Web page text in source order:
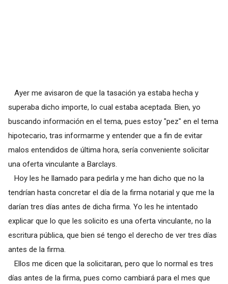
Ayer me avisaron de que la tasación ya estaba hecha y
superaba dicho importe, lo cual estaba aceptada. Bien, yo
buscando información en el tema, pues estoy "pez" en el tema
hipotecario, tras informarme y entender que a fin de evitar
malos entendidos de última hora, sería conveniente solicitar
una oferta vinculante a Barclays.
Hoy les he llamado para pedirla y me han dicho que no la
tendrían hasta concretar el día de la firma notarial y que me la
darían tres días antes de dicha firma. Yo les he intentado
explicar que lo que les solicito es una oferta vinculante, no la
escritura pública, que bien sé tengo el derecho de ver tres días
antes de la firma.
Ellos me dicen que la solicitaran, pero que lo normal es tres
días antes de la firma, pues como cambiará para el mes que